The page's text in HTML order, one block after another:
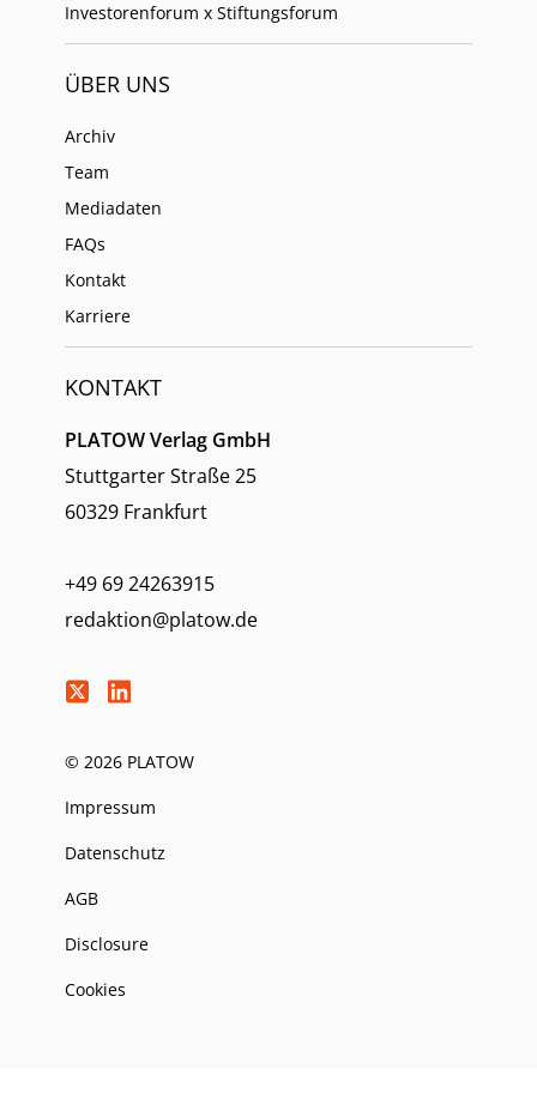
Investorenforum x Stiftungsforum
ÜBER UNS
Archiv
Team
Mediadaten
FAQs
Kontakt
Karriere
KONTAKT
PLATOW Verlag GmbH
Stuttgarter Straße 25
60329 Frankfurt
+49 69 24263915
redaktion@platow.de
© 2026 PLATOW
Impressum
Datenschutz
AGB
Disclosure
Cookies